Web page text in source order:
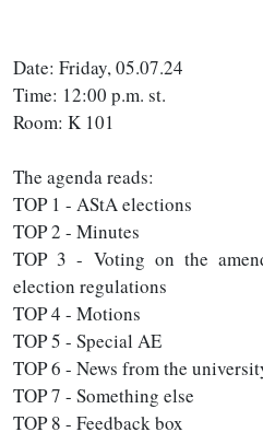
Date: Friday, 05.07.24
Time: 12:00 p.m. st.
Room: K 101
The agenda reads:
TOP 1 - AStA elections
TOP 2 - Minutes
TOP 3 - Voting on the
election regulations
TOP 4 - Motions
TOP 5 - Special AE
TOP 6 - News from the
TOP 7 - Something else
TOP 8 - Feedback box